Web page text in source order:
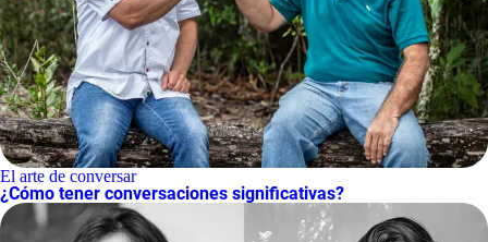
El arte de conversar
¿Cómo tener conversaciones significativas?